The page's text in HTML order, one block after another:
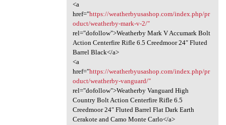
<a
href="https://weatherbyusashop.com/index.php/pr
oduct/weatherby-mark-v-2/"
rel="dofollow">Weatherby Mark V Accumark Bolt
Action Centerfire Rifle 6.5 Creedmoor 24″ Fluted
Barrel Black</a>
<a
href="https://weatherbyusashop.com/index.php/pr
oduct/weatherby-vanguard/"
rel="dofollow">Weatherby Vanguard High
Country Bolt Action Centerfire Rifle 6.5
Creedmoor 24″ Fluted Barrel Flat Dark Earth
Cerakote and Camo Monte Carlo</a>